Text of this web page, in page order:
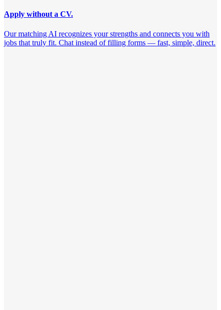
Apply without a CV.
Our matching AI recognizes your strengths and connects you with
jobs that truly fit. Chat instead of filling forms — fast, simple, direct.